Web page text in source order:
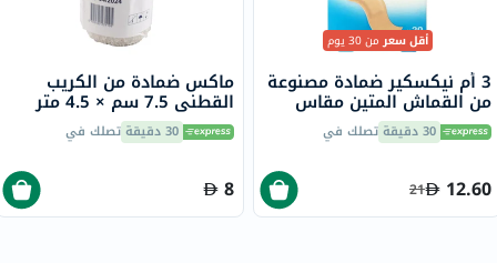
أقل سعرمن 30 يوم
3 أم نيكسكير ضمادة مصنوعة
من القماش المتين مقاس
واحد، 30 قطعة 30 دقيقة تصلك في
12.60
21
ماكس ضمادة من الكريب
القطني 7.5 سم × 4.5 متر
30 دقيقة تصلك في
8